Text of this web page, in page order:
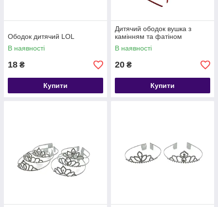
Ободок дитячий LOL
В наявності
18 ₴
Купити
Дитячий ободок вушка з
камінням та фатіном
В наявності
20 ₴
Купити